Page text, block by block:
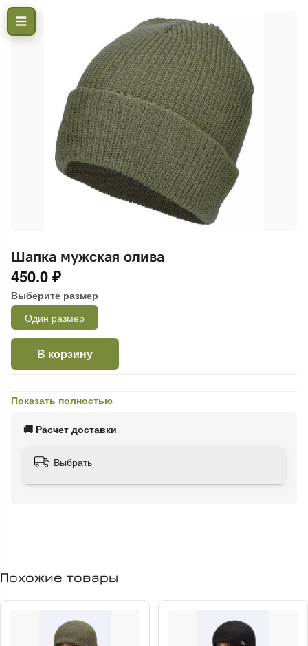
Шапка мужская олива
450.0 ₽
Выберите размер
Один размер
В корзину
Показать полностью
🚚 Расчет доставки
Выбрать
Похожие товары